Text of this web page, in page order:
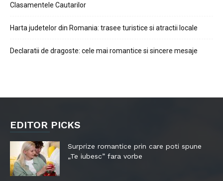
Clasamentele Cautarilor
Harta judetelor din Romania: trasee turistice si atractii locale
Declaratii de dragoste: cele mai romantice si sincere mesaje
EDITOR PICKS
Surprize romantice prin care poti spune
„Te iubesc” fara vorbe